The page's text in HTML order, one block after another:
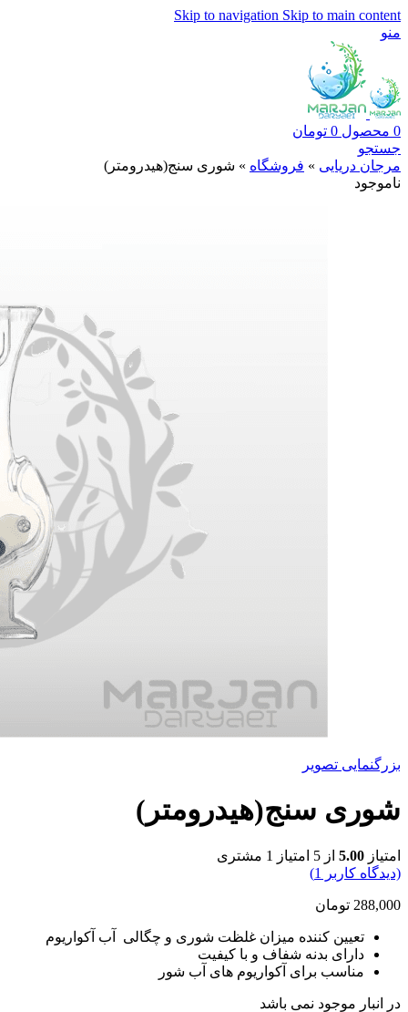
Skip to navigation Skip to main content
منو
0 محصول 0 تومان
جستجو
مرجان دریایی » فروشگاه » شوری سنج(هیدرومتر)
ناموجود
بزرگنمایی تصویر
شوری سنج(هیدرومتر)
امتیاز 5.00 از 5 امتیاز 1 مشتری
(دیدگاه کاربر
1
)
288,000 تومان
تعیین کننده میزان غلظت شوری و چگالی آب آکواریوم
دارای بدنه شفاف و با کیفیت
مناسب برای آکواریوم های آب شور
در انبار موجود نمی باشد